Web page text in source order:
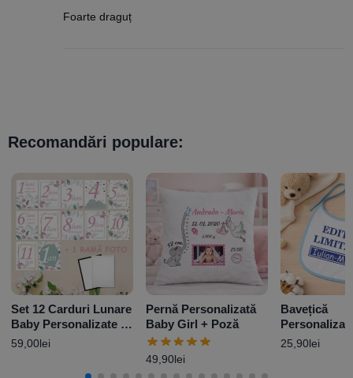
Evaluat la
5
din 5
Foarte draguț
Recomandări populare:
Set 12 Carduri Lunare
Baby Personalizate +
Ramă Foto – Boho
59,00lei
Pernă Personalizată
Baby Girl + Poză
49,90lei
Bavețică
nume –
25,90lei